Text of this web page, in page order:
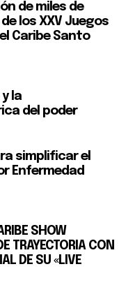
de miles de
los XXV Juegos
Caribe Santo
y la
del poder
simplificar el
Enfermedad
SHOW
TRAYECTORIA CON
DE SU «LIVE